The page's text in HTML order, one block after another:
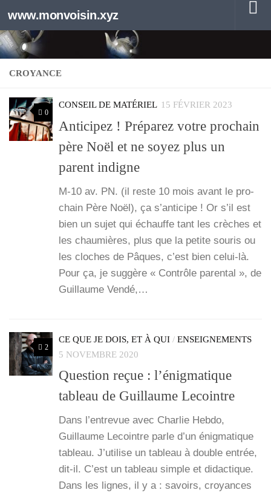
Au dessous du contenu
www.monvoisin.xyz
CROYANCE
0
CONSEIL DE MATÉRIEL 15 FÉVRIER 2023
Anticipez ! Préparez votre prochain
père Noël et ne soyez plus un
parent indigne
M‑10 av. PN. (il reste 10 mois avant le pro­
chain Père Noël), ça s’an­ti­cipe ! Or s’il est
bien un sujet qui échauffe tant les crèches et
les chau­mières, plus que la petite sou­ris ou
les cloches de Pâques, c’est bien celui-là.
Pour ça, je sug­gère « Contrôle paren­tal », de
Guillaume Ven­dé,…
2
CE QUE JE DOIS, ET À QUI / ENSEIGNEMENTS
5 NOVEMBRE 2020
Question reçue : l’énigmatique
tableau de Guillaume Lecointre
Dans l’en­tre­vue avec Char­lie Heb­do,
Guillaume Lecointre parle d’un énig­ma­tique
tableau. J’utilise un tableau à double entrée,
dit-il. C’est un tableau simple et didac­tique.
Dans les lignes, il y a : savoirs, croyances